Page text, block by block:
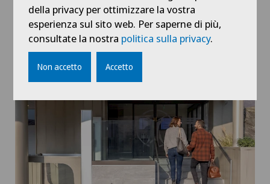
07.05.2026 Bellinzona Castello
della privacy per ottimizzare la vostra
esperienza sul sito web. Per saperne di più,
consultate la nostra politica sulla privacy.
Non accetto Accetto